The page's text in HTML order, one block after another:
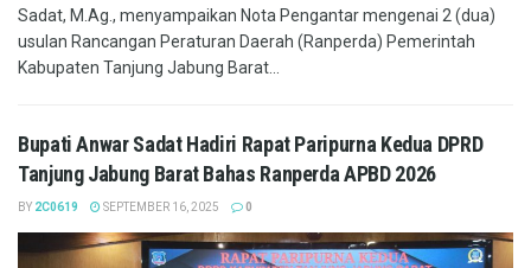
Sadat, M.Ag., menyampaikan Nota Pengantar mengenai 2 (dua)
usulan Rancangan Peraturan Daerah (Ranperda) Pemerintah
Kabupaten Tanjung Jabung Barat...
Bupati Anwar Sadat Hadiri Rapat Paripurna Kedua DPRD
Tanjung Jabung Barat Bahas Ranperda APBD 2026
BY 2C0619 SEPTEMBER 16, 2025 0